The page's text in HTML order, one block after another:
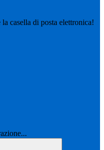
casella di posta elettronica!